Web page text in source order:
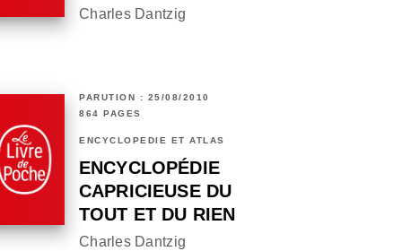
Charles Dantzig
PARUTION : 25/08/2010
864 PAGES
ENCYCLOPÉDIE ET ATLAS
ENCYCLOPÉDIE
CAPRICIEUSE DU
TOUT ET DU RIEN
Charles Dantzig